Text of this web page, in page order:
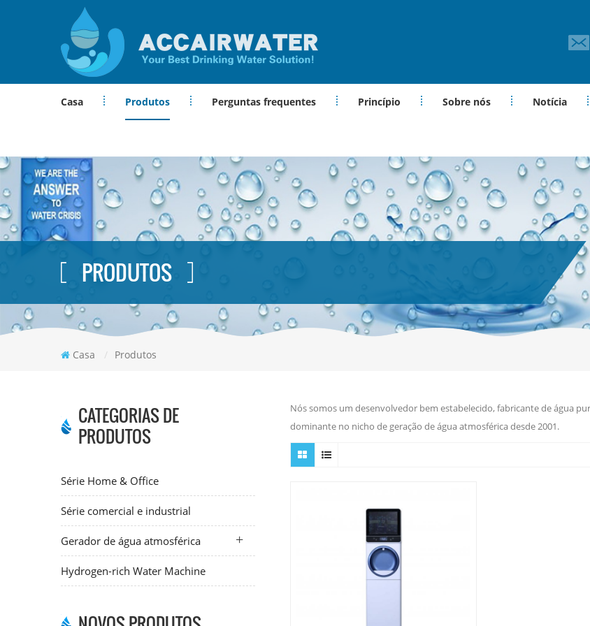
Casa Produtos Perguntas frequentes Princípio Sobre nós Notícia
PRODUTOS
Casa / Produtos
CATEGORIAS DE
PRODUTOS
Série Home & Office
Série comercial e industrial
Gerador de água atmosférica
Hydrogen-rich Water Machine
Nós somos um desenvolvedor bem estabelecido, fabricante de água
dominante no nicho de geração de água atmosférica desde 2001.